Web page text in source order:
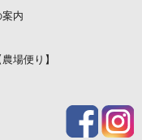
内
場便り】